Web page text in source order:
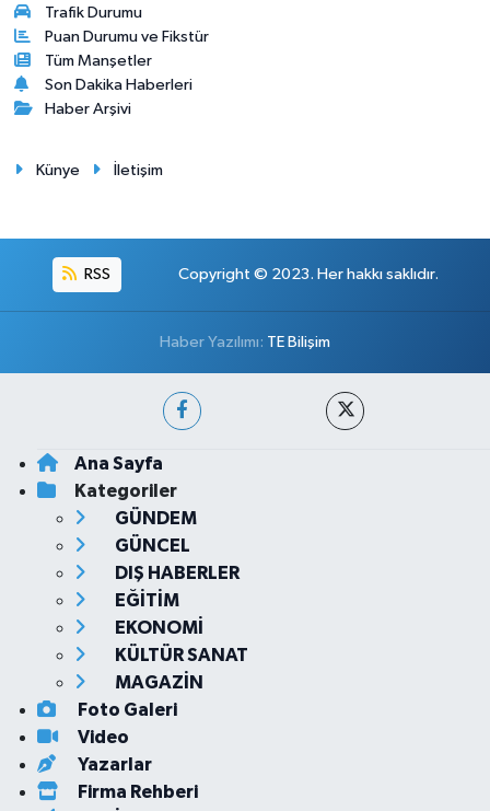
Trafik Durumu
Puan Durumu ve Fikstür
Tüm Manşetler
Son Dakika Haberleri
Haber Arşivi
Künye İletişim
RSS Copyright © 2023. Her hakkı saklıdır.
Haber Yazılımı: TE Bilişim
Ana Sayfa
Kategoriler
GÜNDEM
GÜNCEL
DIŞ HABERLER
EĞİTİM
EKONOMİ
KÜLTÜR SANAT
MAGAZİN
Foto Galeri
Video
Yazarlar
Firma Rehberi